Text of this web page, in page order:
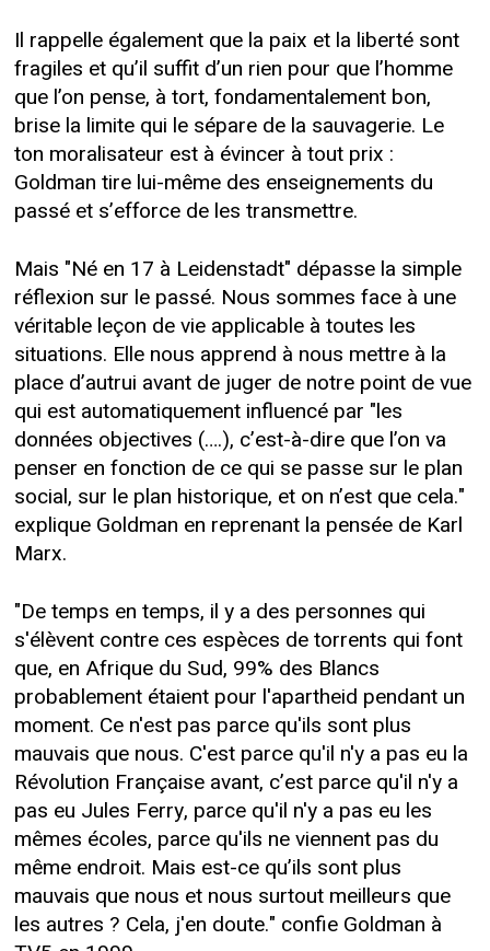
Il rappelle également que la paix et la liberté sont
fragiles et qu’il suffit d’un rien pour que l’homme
que l’on pense, à tort, fondamentalement bon,
brise la limite qui le sépare de la sauvagerie. Le
ton moralisateur est à évincer à tout prix :
Goldman tire lui-même des enseignements du
passé et s’efforce de les transmettre.
Mais "Né en 17 à Leidenstadt" dépasse la simple
réflexion sur le passé. Nous sommes face à une
véritable leçon de vie applicable à toutes les
situations. Elle nous apprend à nous mettre à la
place d’autrui avant de juger de notre point de vue
qui est automatiquement influencé par "les
données objectives (….), c’est-à-dire que l’on va
penser en fonction de ce qui se passe sur le plan
social, sur le plan historique, et on n’est que cela."
explique Goldman en reprenant la pensée de Karl
Marx.
"De temps en temps, il y a des personnes qui
s'élèvent contre ces espèces de torrents qui font
que, en Afrique du Sud, 99% des Blancs
probablement étaient pour l'apartheid pendant un
moment. Ce n'est pas parce qu'ils sont plus
mauvais que nous. C'est parce qu'il n'y a pas eu la
Révolution Française avant, c’est parce qu'il n'y a
pas eu Jules Ferry, parce qu'il n'y a pas eu les
mêmes écoles, parce qu'ils ne viennent pas du
même endroit. Mais est-ce qu’ils sont plus
mauvais que nous et nous surtout meilleurs que
les autres ? Cela, j'en doute." confie Goldman à